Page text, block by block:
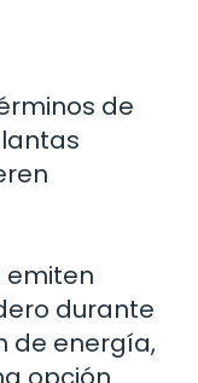
de
emiten
durante
de energía,